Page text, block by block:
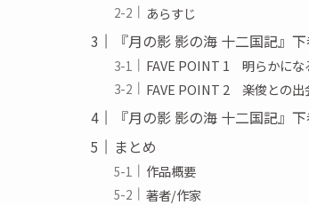
あらすじ
『月の影 影の海 十二国記』
FAVE POINT 1 明らかにな
FAVE POINT 2 楽俊との出
『月の影 影の海 十二国記』
まとめ
作品概要
著者/作家